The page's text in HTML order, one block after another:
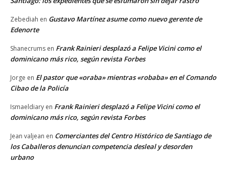
Zebediah en Gustavo Martínez asume como nuevo gerente de
Edenorte
Shanecrums en Frank Rainieri desplazó a Felipe Vicini como el
dominicano más rico, según revista Forbes
Jorge en El pastor que «oraba» mientras «robaba» en el Comando
Cibao de la Policía
Ismaeldiary en Frank Rainieri desplazó a Felipe Vicini como el
dominicano más rico, según revista Forbes
Jean valjean en Comerciantes del Centro Histórico de Santiago de
los Caballeros denuncian competencia desleal y desorden
urbano